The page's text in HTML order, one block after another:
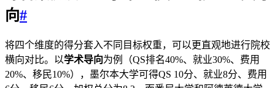
向#
将四个维度的得分套入不同目标权重，可以更直观地进行院校
横向对比。以学术导向为例（QS排名40%、就业30%、费用
20%、移民10%），墨尔本大学可得QS 10分、就业8分、费用